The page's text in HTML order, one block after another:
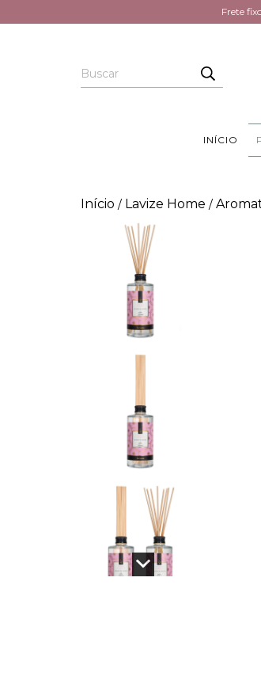
Frete
INÍCIO
Início / Lavize Home /